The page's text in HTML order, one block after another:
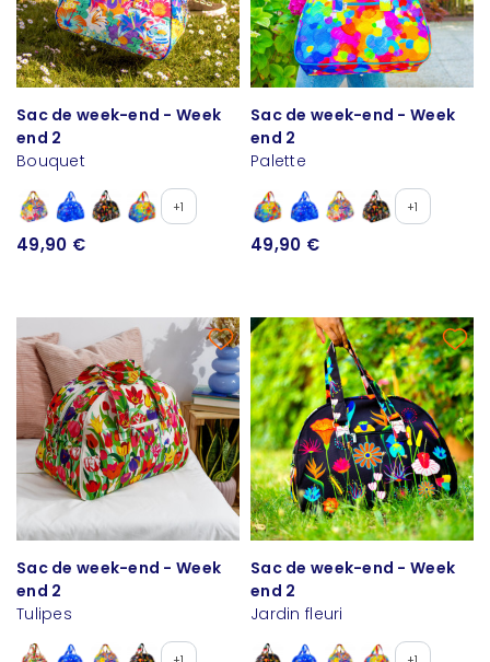
Sac de week-end - Week
end 2
Bouquet
+1
49,90 €
Sac de week-end - Week
end 2
Palette
+1
49,90 €
Sac de week-end - Week
end 2
Tulipes
Sac de week-end - Week
end 2
Jardin fleuri